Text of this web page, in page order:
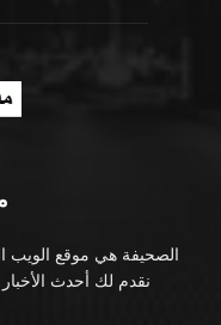
الصحيفة هي موقع الويب
نقدم لك أحدث